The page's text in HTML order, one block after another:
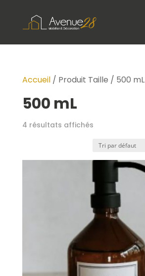
Accueil/ Produit Taille / 500 mL
500 mL
4 résultats affichés